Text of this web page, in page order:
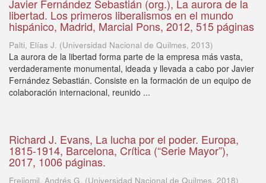
Javier Fernández Sebastián (org.), La aurora de la
libertad. Los primeros liberalismos en el mundo
hispánico, Madrid, Marcial Pons, 2012, 515 páginas
Palti, Elías J. (Universidad Nacional de Quilmes, 2013)
La aurora de la libertad forma parte de la empresa más vasta,
verdaderamente monumental, ideada y llevada a cabo por Javier
Fernández Sebastián. Consiste en la formación de un equipo de
colaboración internacional, reunido ...
Richard J. Evans, La lucha por el poder. Europa,
1815-1914, Barcelona, Crítica (“Serie Mayor”),
2017, 1006 páginas.
Freijomil, Andrés G. (Universidad Nacional de Quilmes, 2018)